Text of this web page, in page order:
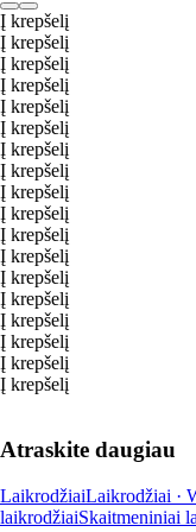
Į krepšelį
Į krepšelį
Į krepšelį
Į krepšelį
Į krepšelį
Į krepšelį
Į krepšelį
Į krepšelį
Į krepšelį
Į krepšelį
Į krepšelį
Į krepšelį
Į krepšelį
Į krepšelį
Į krepšelį
Į krepšelį
Į krepšelį
Į krepšelį
Atraskite daugiau
LaikrodžiaiLaikrodžiai ·
laikrodžiaiSkaitmeniniai